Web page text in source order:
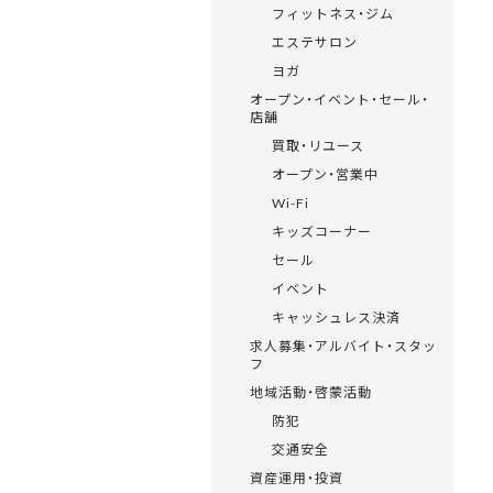
フィットネス・ジム
エステサロン
ヨガ
オープン・イベント・セール・
店舗
買取・リユース
オープン・営業中
Wi-Fi
キッズコーナー
セール
イベント
キャッシュレス決済
求人募集・アルバイト・スタッ
フ
地域活動・啓蒙活動
防犯
交通安全
資産運用・投資